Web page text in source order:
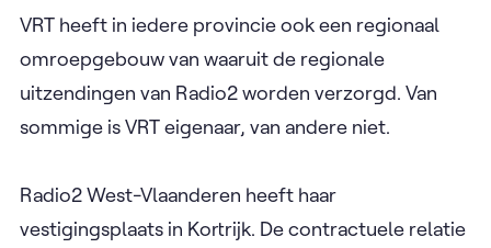
VRT heeft in iedere provincie ook een regionaal
omroepgebouw van waaruit de regionale
uitzendingen van Radio2 worden verzorgd. Van
sommige is VRT eigenaar, van andere niet.
Radio2 West-Vlaanderen heeft haar
vestigingsplaats in Kortrijk. De contractuele relatie